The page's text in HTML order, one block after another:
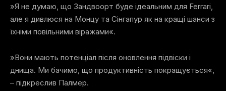
»Я не думаю, що Зандвоорт буде ідеальним для Ferrari,
але я дивлюся на Монцу та Сінгапур як на кращі шанси з
їхніми повільними віражами«.
»Вони мають потенціал після оновлення підвіски і
днища. Ми бачимо, що продуктивність покращується«,
– підкреслив Палмер.